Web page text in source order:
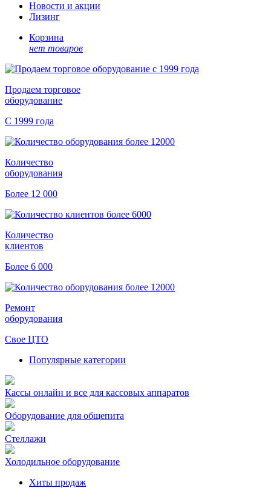
Новости и акции
Лизинг
Корзина
нет товаров
Продаем торговое
оборудование
С 1999 года
Количество
оборудования
Более 12 000
Количество
клиентов
Более 6 000
Ремонт
оборудования
Свое ЦТО
Популярные категории
Кассы онлайн и все для кассовых аппаратов
Оборудование для общепита
Стеллажи
Холодильное оборудование
Хиты продаж